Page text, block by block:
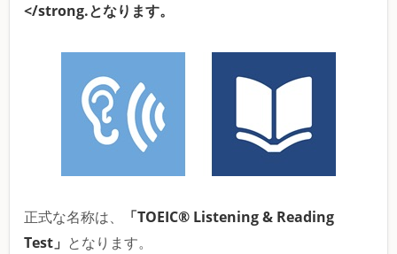
</strong.となります。
正式な名称は、
「TOEIC® Listening & Reading
Test」
となります。